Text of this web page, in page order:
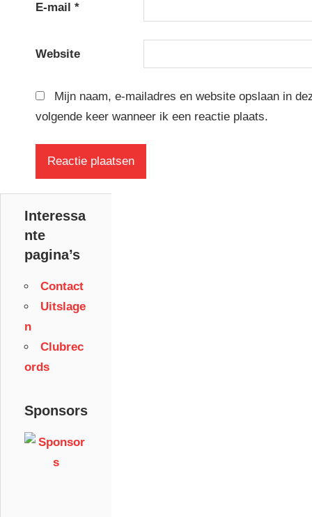
E-mail *
Website
Mijn naam, e-mailadres en website opslaan in
volgende keer wanneer ik een reactie plaats.
Interessa
nte
pagina’s
Contact
Uitslage
n
Clubrec
ords
Sponsors